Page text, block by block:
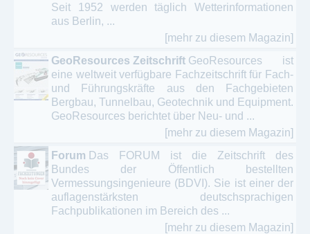
Seit 1952 werden täglich Wetterinformationen
aus Berlin, ...
[mehr zu diesem Magazin]
GeoResources Zeitschrift GeoResources ist
eine weltweit verfügbare Fachzeitschrift für Fach-
und Führungskräfte aus den Fachgebieten
Bergbau, Tunnelbau, Geotechnik und Equipment.
GeoResources berichtet über Neu- und ...
[mehr zu diesem Magazin]
Forum Das FORUM ist die Zeitschrift des
Bundes der Öffentlich bestellten
Vermessungsingenieure (BDVI). Sie ist einer der
auflagenstärksten deutschsprachigen
Fachpublikationen im Bereich des ...
[mehr zu diesem Magazin]